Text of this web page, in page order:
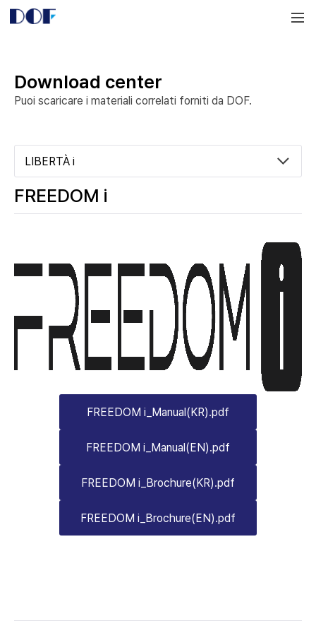
DOF
Navigation
Download center
Puoi scaricare i materiali correlati forniti da DOF.
LIBERTÀ i
FREEDOM i
FREEDOM i_Manual(KR).pdf
FREEDOM i_Manual(EN).pdf
FREEDOM i_Brochure(KR).pdf
FREEDOM i_Brochure(EN).pdf